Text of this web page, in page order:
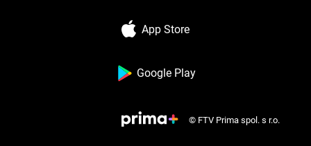
App Store
Google Play
© FTV Prima spol. s r.o.